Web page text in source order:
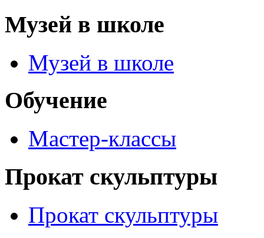
Музей в школе
Музей в школе
Обучение
Мастер-классы
Прокат скульптуры
Прокат скульптуры